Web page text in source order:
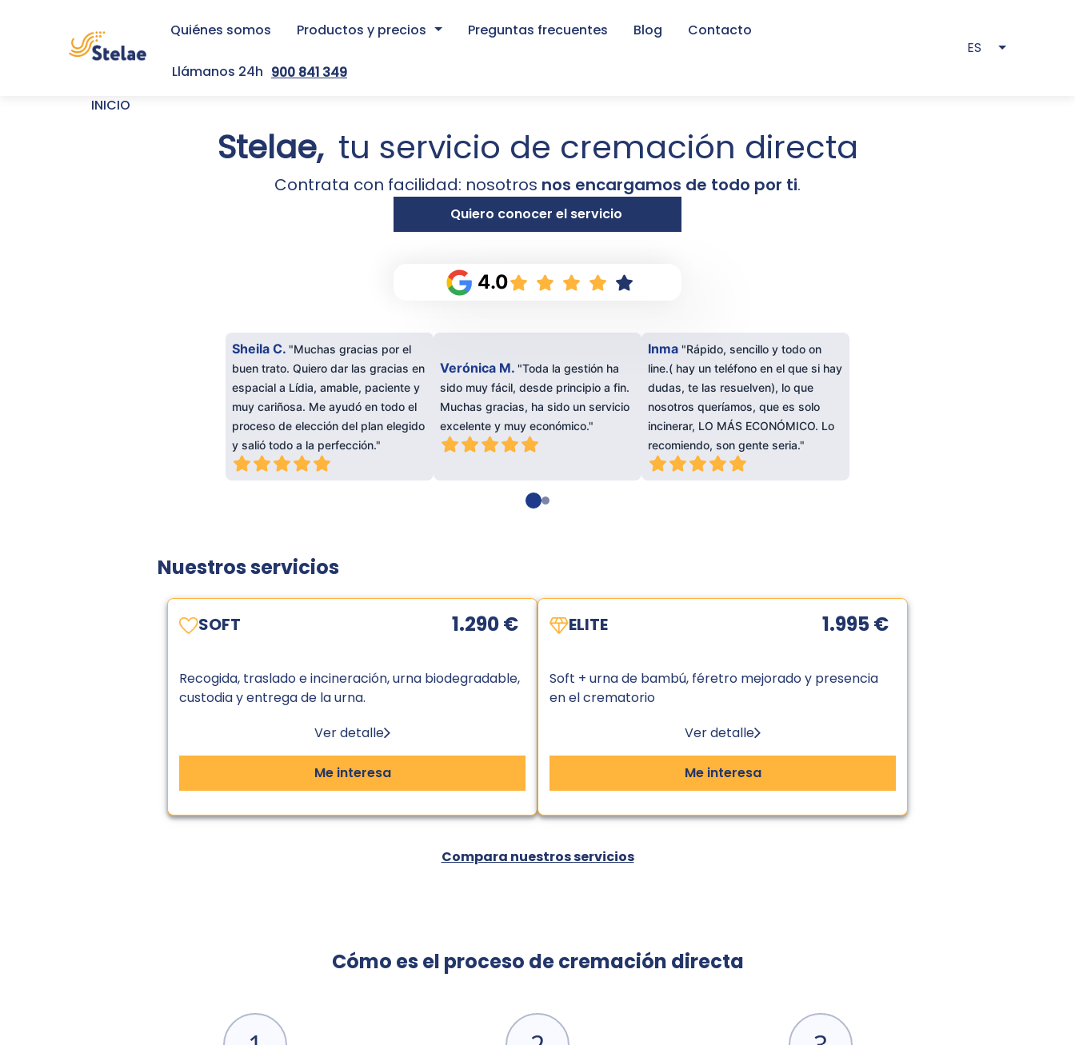
Pasar al contenido principal
Quiénes somos Productos y precios Preguntas frecuentes Blog Contacto
Llámanos 24h 900 841 349
ES Lista
Sobrescribir enlaces de ayuda a la navegación
INICIO
Stelae, tu servicio de cremación directa
Contrata con facilidad: nosotros nos encargamos de todo por ti.
Quiero conocer el servicio
4.0
Sheila C. "Muchas gracias por el
buen trato. Quiero dar las gracias en
espacial a Lídia, amable, paciente y
muy cariñosa. Me ayudó en todo el
proceso de elección del plan elegido
y salió todo a la perfección."
Verónica M. "Toda la gestión ha
sido muy fácil, desde principio a fin.
Muchas gracias, ha sido un servicio
excelente y muy económico."
Inma "Rápido, sencillo y todo on
line.( hay un teléfono en el que si hay
dudas, te las resuelven), lo que
nosotros queríamos, que es solo
incinerar, LO MÁS ECONÓMICO. Lo
recomiendo, son gente seria."
Nuestros servicios
1.290 €
SOFT
Recogida, traslado e incineración, urna biodegradable,
custodia y entrega de la urna.
Ver detalle
Me interesa
1.995 €
ELITE
Soft + urna de bambú, féretro mejorado y presencia
en el crematorio
Ver detalle
Me interesa
Compara nuestros servicios
Cómo es el proceso de cremación directa